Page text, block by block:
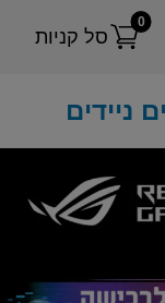
סל קניות
0
ניידים